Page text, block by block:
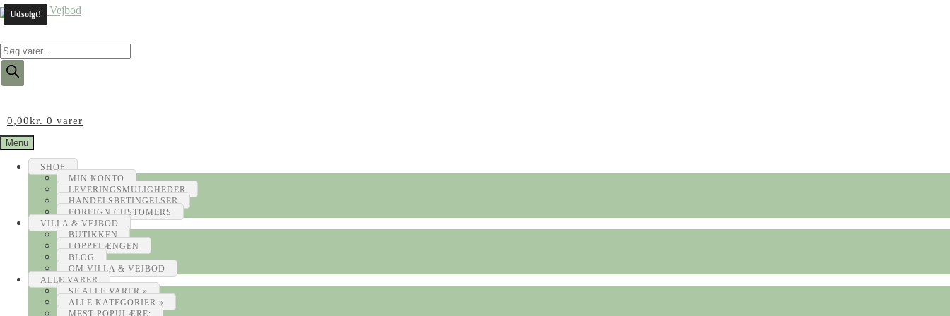
Products
search
0,00kr. 0 varer
Menu
SHOP
MIN KONTO
LEVERINGSMULIGHEDER
HANDELSBETINGELSER
FOREIGN CUSTOMERS
VILLA & VEJBOD
BUTIKKEN
LOPPELÆNGEN
BLOG
OM VILLA & VEJBOD
ALLE VARER
SE ALLE VARER »
ALLE KATEGORIER »
MEST POPULÆRE:
Udsolgt!